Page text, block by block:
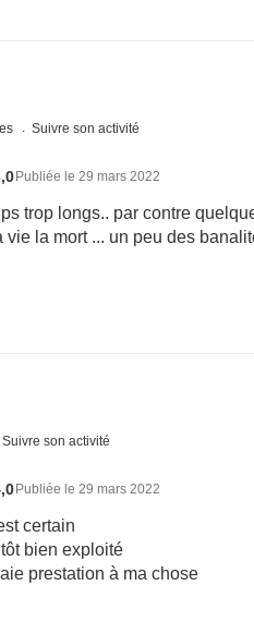
Suivre son activité
Publiée le 29 mars 2022
trop longs.. par contre
la mort ... un peu des
Suivre son activité
Publiée le 29 mars 2022
certain
bien exploité
prestation à ma chose